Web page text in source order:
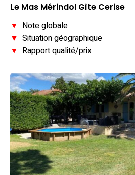
Le Mas Mérindol Gîte Cerise
▼ Note globale
▼ Situation géographique
▼ Rapport qualité/prix